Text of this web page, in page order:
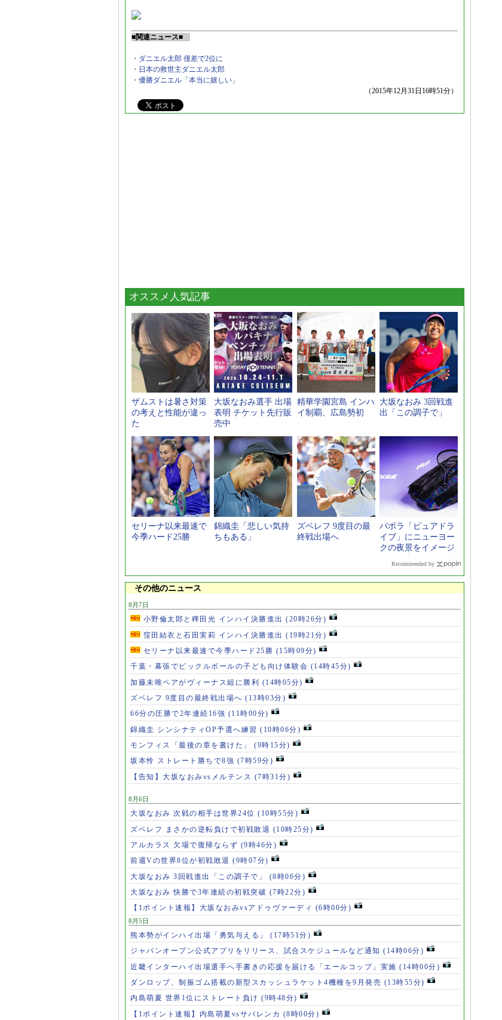
■関連ニュース■
・ダニエル太郎 僅差で2位に
・日本の救世主ダニエル太郎
・優勝ダニエル「本当に嬉しい」
（2015年12月31日16時51分）
オススメ人気記事
ザムストは暑さ対策
の考えと性能が違っ
た
大坂なおみ選手 出場
表明 チケット先行販
売中
精華学園宮島 インハ
イ制覇、広島勢初
大坂なおみ 3回戦進
出「この調子で」
セリーナ以来最速で
今季ハード25勝
錦織圭「悲しい気持
ちもある」
ズベレフ 9度目の最
終戦出場へ
バボラ「ピュアドラ
イブ」にニューヨー
クの夜景をイメージ
Recommended by
その他のニュース
8月7日
小野倫太郎と稗田光 インハイ決勝進出 (20時26分)
窪田結衣と石田実莉 インハイ決勝進出 (19時21分)
セリーナ以来最速で今季ハード25勝 (15時09分)
千葉・幕張でピックルボールの子ども向け体験会 (14時45分)
加藤未唯ペアがヴィーナス組に勝利 (14時05分)
ズベレフ 9度目の最終戦出場へ (13時03分)
66分の圧勝で2年連続16強 (11時00分)
錦織圭 シンシナティOP予選へ練習 (10時06分)
モンフィス「最後の章を書けた」 (9時15分)
坂本怜 ストレート勝ちで8強 (7時59分)
【告知】大坂なおみvsメルテンス (7時31分)
8月6日
大坂なおみ 次戦の相手は世界24位 (10時55分)
ズベレフ まさかの逆転負けで初戦敗退 (10時25分)
アルカラス 欠場で復帰ならず (9時46分)
前週Vの世界8位が初戦敗退 (9時07分)
大坂なおみ 3回戦進出「この調子で」 (8時06分)
大坂なおみ 快勝で3年連続の初戦突破 (7時22分)
【1ポイント速報】大坂なおみvsアドゥヴァーディ (6時00分)
8月5日
熊本勢がインハイ出場「勇気与える」 (17時51分)
ジャパンオープン公式アプリをリリース、試合スケジュールなど通知 (14時06分)
近畿インターハイ出場選手へ手書きの応援を届ける「エールコップ」実施 (14時00分)
ダンロップ、制振ゴム搭載の新型スカッシュラケット4機種を9月発売 (13時55分)
内島萌夏 世界1位にストレート負け (9時48分)
【1ポイント速報】内島萌夏vsサバレンカ (8時00分)